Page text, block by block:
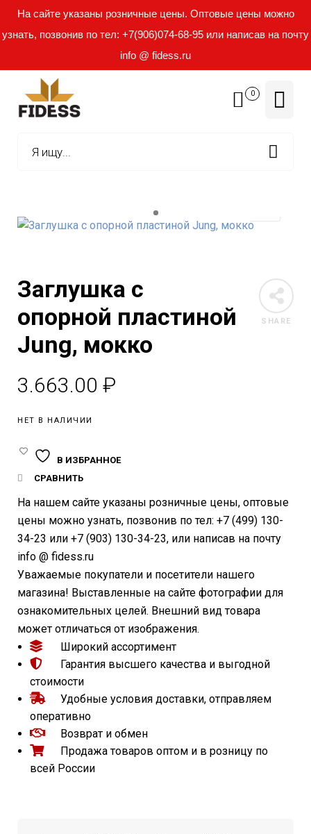
На сайте указаны розничные цены. Оптовые цены можно
узнать, позвонив по тел: +7(906)074-68-95 или написав на почту
info @ fidess.ru
0
SHARE
Заглушка с
опорной пластиной
Jung, мокко
3.663.00 ₽
НЕТ В НАЛИЧИИ
В ИЗБРАННОЕ
СРАВНИТЬ
На нашем сайте указаны розничные цены, оптовые
цены можно узнать, позвонив по тел: +7 (499) 130-
34-23 или +7 (903) 130-34-23, или написав на почту
info @ fidess.ru
Уважаемые покупатели и посетители нашего
магазина! Выставленные на сайте фотографии для
ознакомительных целей. Внешний вид товара
может отличаться от изображения.
Широкий ассортимент
Гарантия высшего качества и выгодной
стоимости
Удобные условия доставки, отправляем
оперативно
Возврат и обмен
Продажа товаров оптом и в розницу по
всей России